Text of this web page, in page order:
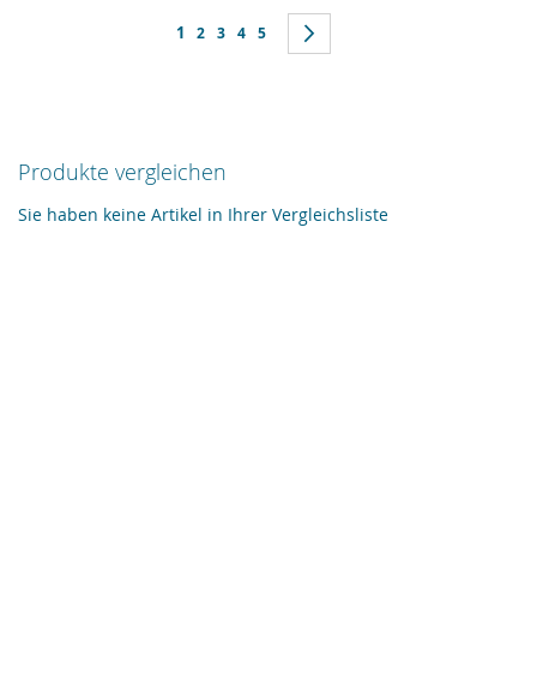
Sie lesen gerade Seite
1 Seite
2 Seite
3 Seite
4 Seite
5
Produkte vergleichen
Sie haben keine Artikel in Ihrer Vergleichsliste